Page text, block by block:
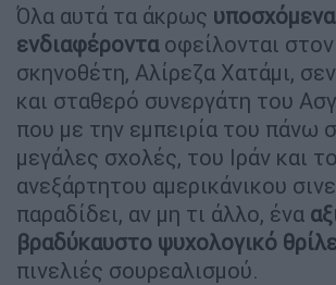
Όλα αυτά τα άκρως
ενδιαφέρονταοφείλονται
σκηνοθέτη, Αλίρεζα Χατάμι,
και σταθερό συνεργάτη του
που με την εμπειρία του πάνω
μεγάλες σχολές, του Ιράν και
ανεξάρτητου αμερικάνικου
παραδίδει, αν μη τι άλλο, ένα
βραδύκαυστο ψυχολογικό
πινελιές σουρεαλισμού.